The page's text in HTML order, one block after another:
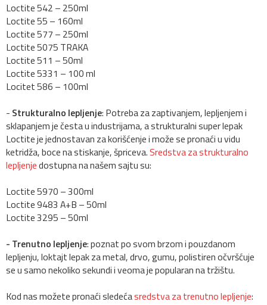
Loctite 542 – 250ml
Loctite 55 – 160ml
Loctite 577 – 250ml
Loctite 5075 TRAKA
Loctite 511 – 50ml
Loctite 5331 – 100 ml
Locitet 586 – 100ml
- Strukturalno lepljenje: Potreba za zaptivanjem, lepljenjem i
sklapanjem je česta u industrijama, a strukturalni super lepak
Loctite je jednostavan za korišćenje i može se pronaći u vidu
ketridža, boce na stiskanje, špriceva.Sredstva za strukturalno
lepljenjedostupna na našem sajtu su:
Loctite 5970 – 300ml
Loctite 9483 A+B – 50ml
Loctite 3295 – 50ml
- Trenutno lepljenje: poznat po svom brzom i pouzdanom
lepljenju, loktajt lepak za metal, drvo, gumu, polistiren očvršćuje
se u samo nekoliko sekundi i veoma je popularan na tržištu.
Kod nas možete pronaći sledećasredstva za trenutno lepljenje: